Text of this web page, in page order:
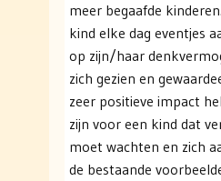
meer begaafde
kind elke dag eventjes
op zijn/haar
zich gezien en
zeer positieve impact
zijn voor een kind dat
moet wachten en zich
de bestaande